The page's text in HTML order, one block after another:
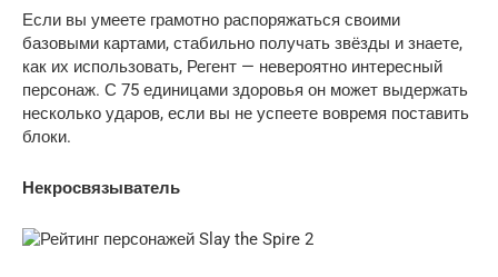
Если вы умеете грамотно распоряжаться своими
базовыми картами, стабильно получать звёзды и знаете,
как их использовать, Регент — невероятно интересный
персонаж. С 75 единицами здоровья он может выдержать
несколько ударов, если вы не успеете вовремя поставить
блоки.
Некросвязыватель